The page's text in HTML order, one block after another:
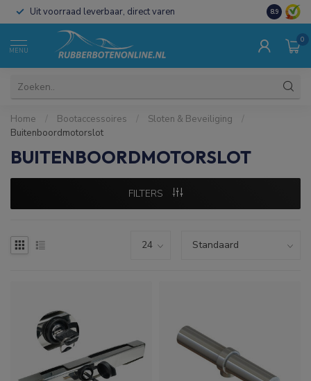
Uit voorraad leverbaar, direct varen Al 15 jaar
8.9
MENU
0
Home / Bootaccessoires / Sloten & Beveiliging
/
Buitenboordmotorslot
BUITENBOORDMOTORSLOT
FILTERS